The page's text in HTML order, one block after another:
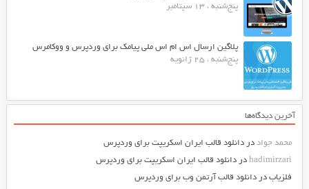
پنج‌شنبه ، 13 سپتامبر
پلاگین ارسال اس ام اس ملی پیامک برای وردپرس و ووکامرس
پنج‌شنبه ، 25 ژانویه
آخرین دیدگاه‌ها
محمد جواددر دانلود قالب ایران اسکریپت برای وردپرس
hadimirzariدر دانلود قالب ایران اسکریپت برای وردپرس
فلزیابدر دانلود قالب آرتمن وب برای وردپرس